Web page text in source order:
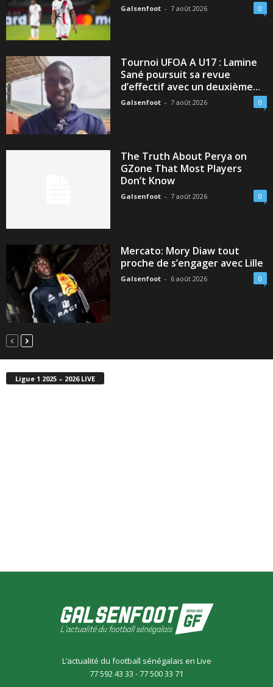
Galsenfoot - 7 août 2026 0
Tournoi UFOA A U17 : Lamine
Sané poursuit sa revue
d’effectif avec un deuxième...
Galsenfoot - 7 août 2026 0
The Truth About Perya on
GZone That Most Players
Don’t Know
Galsenfoot - 7 août 2026 0
Mercato: Mory Diaw tout
proche de s’engager avec Lille
Galsenfoot - 6 août 2026 0
Ligue 1 2025 – 2026 LIVE
L’actualité du football sénégalais en Live
77 592 43 33 - 77 500 33 71